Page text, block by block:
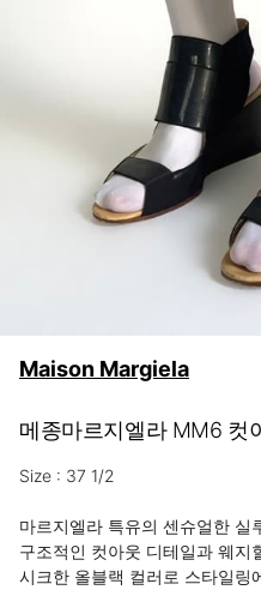
Maison Margiela
메종마르지엘라 MM6 컷
Size : 37 1/2
마르지엘라 특유의 센슈얼한 실
구조적인 컷아웃 디테일과 웨지
시크한 올블랙 컬러로 스타일링